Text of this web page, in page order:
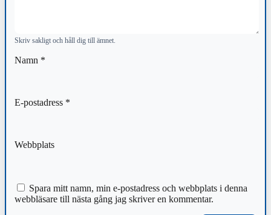
Skriv sakligt och håll dig till ämnet.
Namn *
E-postadress *
Webbplats
Spara mitt namn, min e-postadress och webbplats i denna
webbläsare till nästa gång jag skriver en kommentar.